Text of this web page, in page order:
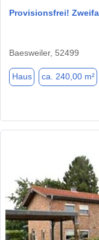
Provisionsfrei!
Baesweiler, 52499
Haus ca. 240,00 m²